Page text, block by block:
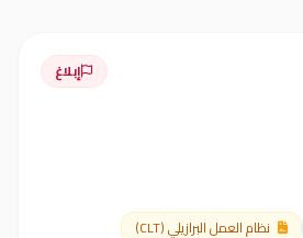
إبلاغ
نظام العمل البرازيلي (CLT)